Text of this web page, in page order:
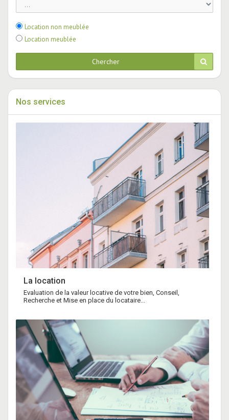
Location non meublée
Location meublée
Chercher
Nos services
La location
Evaluation de la valeur locative de votre bien, Conseil,
Recherche et Mise en place du locataire...